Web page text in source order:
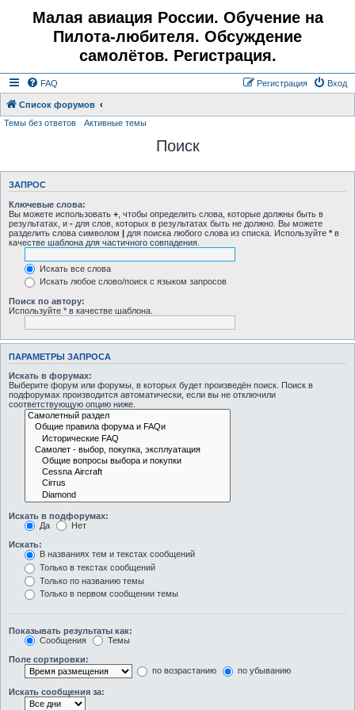
Малая авиация России. Обучение на
Пилота-любителя. Обсуждение
самолётов. Регистрация.
FAQ Вход
Регистрация
Список форумов
Темы без ответов
Активные темы
Поиск
ЗАПРОС
Ключевые слова:
Вы можете использовать + , чтобы определить слова, которые должны быть в
результатах, и - для слов, которых в результатах быть не должно. Вы можете
разделить слова символом | для поиска любого слова из списка. Используйте * в
качестве шаблона для частичного совпадения.
Искать все слова
Искать любое слово/поиск с языком запросов
Поиск по автору:
Используйте * в качестве шаблона.
ПАРАМЕТРЫ ЗАПРОСА
Искать в форумах:
Выберите форум или форумы, в которых будет произведён поиск. Поиск в
подфорумах производится автоматически, если вы не отключили
соответствующую опцию ниже.
Искать в подфорумах:
Да
Нет
Искать:
В названиях тем и текстах сообщений
Только в текстах сообщений
Только по названию темы
Только в первом сообщении темы
Показывать результаты как:
Сообщения
Темы
Поле сортировки:
по возрастанию
по убыванию
Искать сообщения за: